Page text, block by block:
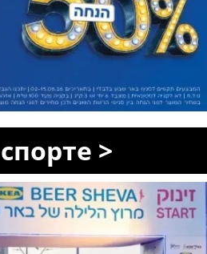
>